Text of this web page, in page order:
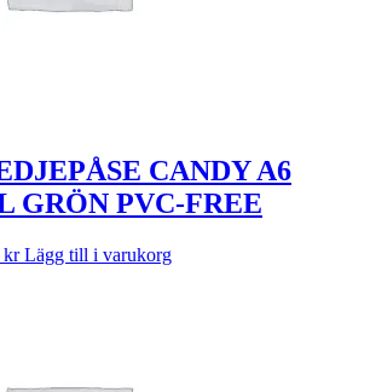
CANDY A6
GRÖN PVC-FREE
kr Lägg till i varukorg